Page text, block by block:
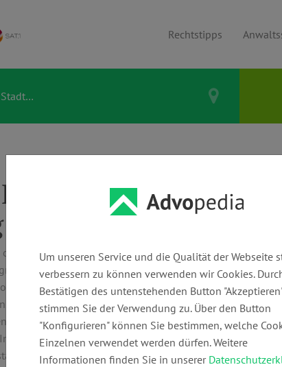
Rechtstipps
Maßnahmen, die
können. Ob Sanierungspläne,
Strukturen – die Restrukturierung hilft dabei,
Was musst Du beachten, wenn Dein
Welche rechtlichen Möglichkeiten gibt
bist Du bestens vorbereitet, um den
Um unseren Service und die Qualität der Webseite
verbessern zu können verwenden wir Cookies.
Bestätigen des untenstehenden Button
stimmen Sie der Verwendung zu. Über den Button
"Konfigurieren" können Sie bestimmen, welche
Einzelnen verwendet werden dürfen. Weitere
Informationen finden Sie in unserer